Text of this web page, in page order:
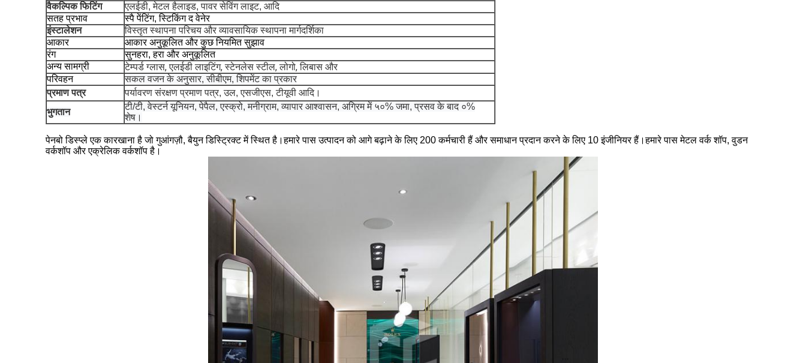
वैकल्पिक फिटिंग
एलईडी, मेटल हैलाइड, पावर सेविंग लाइट, आदि
सतह प्रभाव
स्पै पेंटिंग, स्टिकिंग द वेनेर
इंस्टालेशन
विस्तृत स्थापना परिचय और व्यावसायिक स्थापना मार्गदर्शिका
आकार
आकार अनुकूलित और कुछ नियमित सुझाव
रंग
सुनहरा, हरा और अनुकूलित
अन्य सामग्री
टेम्पर्ड ग्लास, एलईडी लाइटिंग, स्टेनलेस स्टील, लोगो, लिबास और
परिवहन
सकल वजन के अनुसार, सीबीएम, शिपमेंट का प्रकार
प्रमाण पत्र
पर्यावरण संरक्षण प्रमाण पत्र, उल, एसजीएस, टीयूवी आदि।
भुगतान
टी/टी, वेस्टर्न यूनियन, पेपैल, एस्क्रो, मनीग्राम, व्यापार आश्वासन, अग्रिम में ५०% जमा, प्रसव के बाद ०%
शेष।
पेनबो डिस्प्ले एक कारखाना है जो गुआंगज़ौ, बैयुन डिस्ट्रिक्ट में स्थित है।हमारे पास उत्पादन को आगे बढ़ाने के लिए 200 कर्मचारी हैं और समाधान प्रदान करने के लिए 10 इंजीनियर हैं।हमारे पास मेटल वर्क शॉप, वुडन
वर्कशॉप और एक्रेलिक वर्कशॉप है।